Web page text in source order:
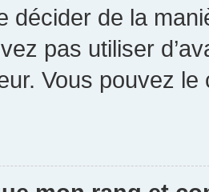
décider de la
pas utiliser
Vous pouvez